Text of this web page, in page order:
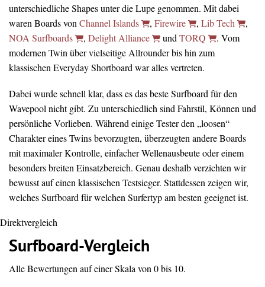
unterschiedliche Shapes unter die Lupe genommen. Mit dabei
waren Boards von Channel Islands , Firewire , Lib Tech
,
NOA Surfboards
, Delight Alliance und TORQ
. Vom
modernen Twin über vielseitige Allrounder bis hin zum
klassischen Everyday Shortboard war alles vertreten.
Dabei wurde schnell klar, dass es das beste Surfboard für den
Wavepool nicht gibt. Zu unterschiedlich sind Fahrstil, Können und
persönliche Vorlieben. Während einige Tester den „loosen“
Charakter eines Twins bevorzugten, überzeugten andere Boards
mit maximaler Kontrolle, einfacher Wellenausbeute oder einem
besonders breiten Einsatzbereich. Genau deshalb verzichten wir
bewusst auf einen klassischen Testsieger. Stattdessen zeigen wir,
welches Surfboard für welchen Surfertyp am besten geeignet ist.
Direktvergleich
Surfboard-Vergleich
Alle Bewertungen auf einer Skala von 0 bis 10.